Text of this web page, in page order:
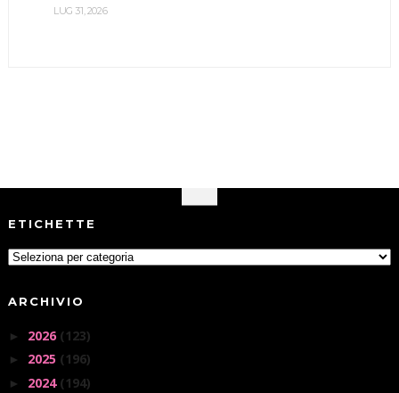
LUG 31, 2026
ETICHETTE
ARCHIVIO
► 2026 (123)
► 2025 (196)
► 2024 (194)